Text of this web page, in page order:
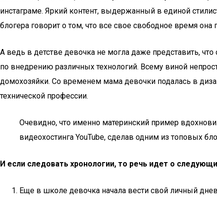
инстаграме. Яркий контент, выдержанный в единой
блогера говорит о том, что все свое свободное время
А ведь в детстве девочка не могла даже представить,
по внедрению различных технологий. Всему виной
домохозяйки. Со временем мама девочки подалась в
технической профессии.
Очевидно, что именно материнский пример
видеохостинга YouTube, сделав одним из топовых
И если следовать хронологии, то речь идет о
Еще в школе девочка начала вести свой личный